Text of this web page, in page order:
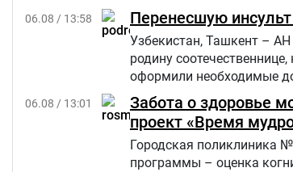
06.08 / 13:58 Перенесшую
Узбекистан, Ташкент –
родину
оформили необходимые
06.08 / 13:01
Забота о здоровье
проект «Время
Городская поликлиника
программы – оценка